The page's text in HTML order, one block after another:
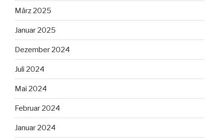
März 2025
Januar 2025
Dezember 2024
Juli 2024
Mai 2024
Februar 2024
Januar 2024